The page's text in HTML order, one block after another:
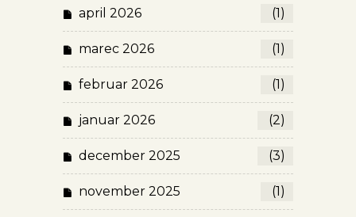
april 2026 (1)
marec 2026 (1)
februar 2026 (1)
januar 2026 (2)
december 2025 (3)
november 2025 (1)